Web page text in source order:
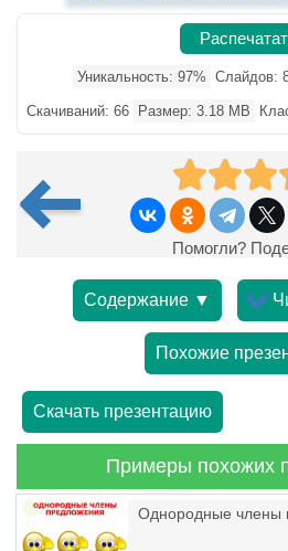
Уникальность: 97% Слайдов:
Скачиваний: 66 Размер: 3.18 MB
Помогли?
Содержание ▼
Похожие
Скачать презентацию
Примеры похожих
Однородные члены